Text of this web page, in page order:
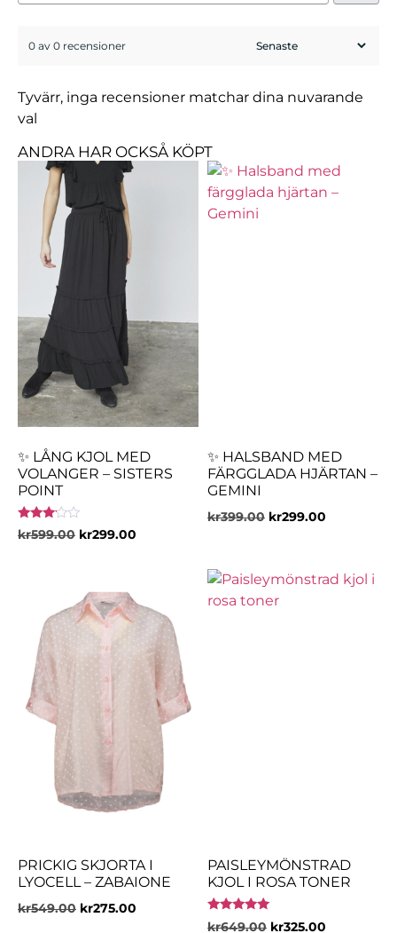
0 av 0 recensioner
Tyvärr, inga recensioner matchar dina nuvarande
val
ANDRA HAR OCKSÅ KÖPT
✨ LÅNG KJOL MED
VOLANGER – SISTERS
POINT
Betygsatt
3.00
kr599.00 kr299.00
✨ HALSBAND MED
FÄRGGLADA HJÄRTAN –
GEMINI
kr399.00 kr299.00
PRICKIG SKJORTA I
LYOCELL – ZABAIONE
kr549.00 kr275.00
PAISLEYMÖNSTRAD
KJOL I ROSA TONER
Betygsatt
kr649.00 kr325.00